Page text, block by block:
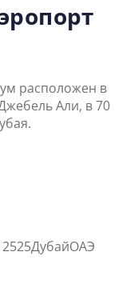
расположен в
Али, в 70
ДубайОАЭ